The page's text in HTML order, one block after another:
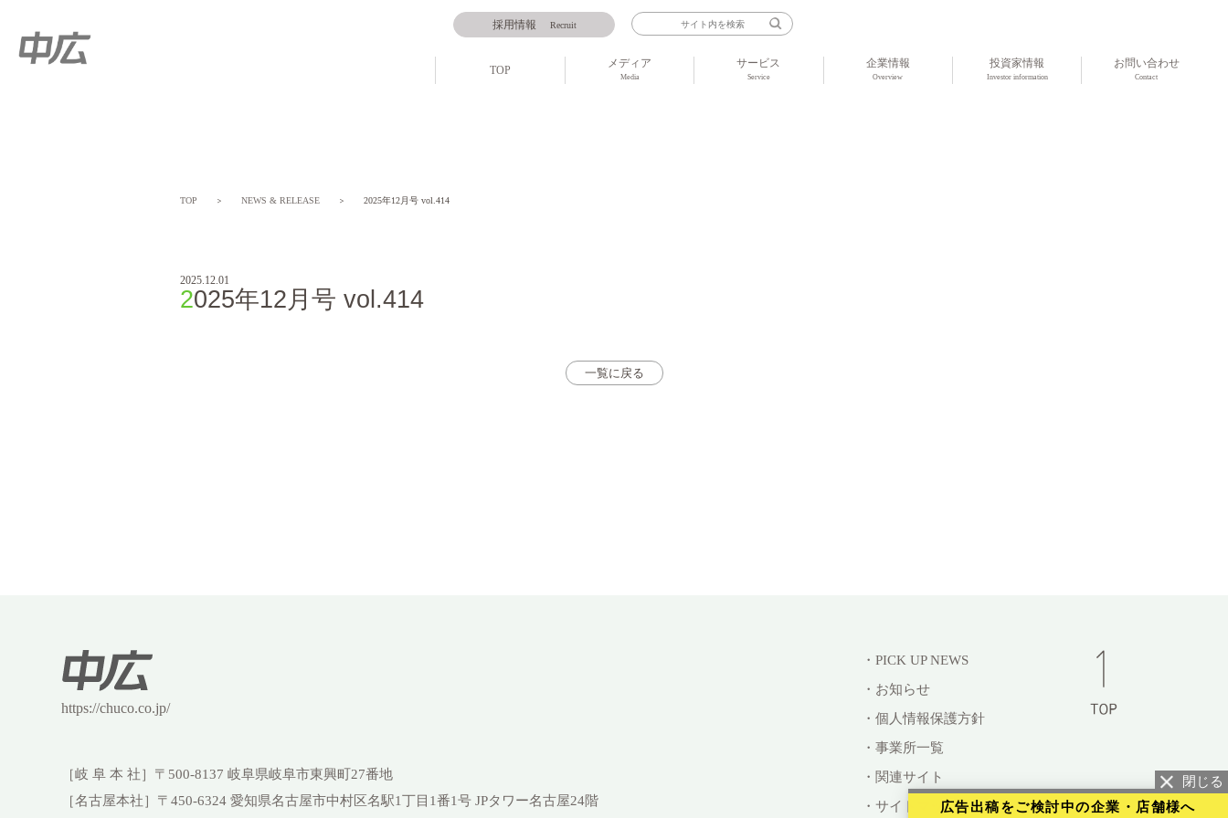
採用情報 Recruit
TOP
メディア
Media
サービス
Service
企業情報
Overview
投資家情報
Investor information
お問い合わせ
Contact
TOP ＞ NEWS & RELEASE ＞ 2025年12月号 vol.414
2025.12.01
2025年12月号 vol.414
一覧に戻る
https://chuco.co.jp/
［岐 阜 本 社］ 〒500-8137 岐阜県岐阜市東興町27番地
［名古屋本社］ 〒450-6324 愛知県名古屋市中村区名駅1丁目1番1号JPタワー名古屋24階
・PICK UP NEWS
・お知らせ
・個人情報保護方針
・事業所一覧
・関連サイト
・サイトマップ広告出稿をご検討中の企業・店舗様へ